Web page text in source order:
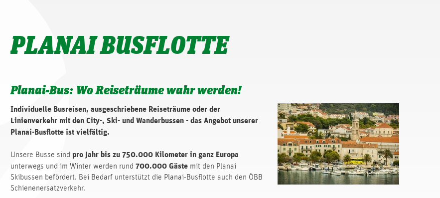
PLANAI BUSFLOTTE
Planai-Bus: Wo Reiseträume wahr werden!
Individuelle Busreisen, ausgeschriebene Reiseträume oder der
Linienverkehr mit den City-, Ski- und Wanderbussen - das Angebot unserer
Planai-Busflotte ist vielfältig.
Unsere Busse sind pro Jahr bis zu 750.000 Kilometer in ganz Europa
unterwegs und im Winter werden rund 700.000 Gäste mit den Planai
Skibussen befördert. Bei Bedarf unterstützt die Planai-Busflotte auch den ÖBB
Schienenersatzverkehr.